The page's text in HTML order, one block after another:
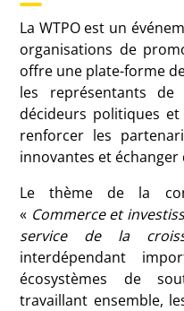
La WTPO est un
organisations de
offre une plate-forme
les représentants
décideurs politiques et
renforcer les
innovantes et
Le thème de la
« Commerce et
service de la
interdépendant
écosystèmes de
travaillant ensemble,